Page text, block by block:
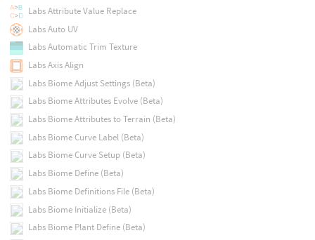
Labs Attribute Value Replace
Labs Auto UV
Labs Automatic Trim Texture
Labs Axis Align
Labs Biome Adjust Settings (Beta)
Labs Biome Attributes Evolve (Beta)
Labs Biome Attributes to Terrain (Beta)
Labs Biome Curve Label (Beta)
Labs Biome Curve Setup (Beta)
Labs Biome Define (Beta)
Labs Biome Definitions File (Beta)
Labs Biome Initialize (Beta)
Labs Biome Plant Define (Beta)